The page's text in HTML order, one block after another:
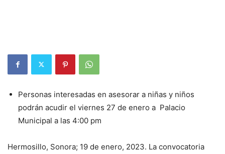
Personas interesadas en asesorar a niñas y niños
podrán acudir el viernes 27 de enero a Palacio
Municipal a las 4:00 pm
Hermosillo, Sonora; 19 de enero, 2023. La convocatoria